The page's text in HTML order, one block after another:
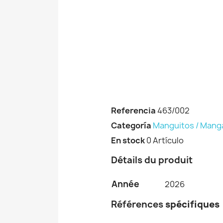
Referencia463/002
Categoría Manguitos /
En stock0 Artículo
Détails du produit
Année 2026
Références spécifiques